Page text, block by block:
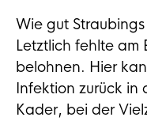
Wie gut
Letztlich fehlte am
belohnen. Hier
Infektion zurück
Kader, bei der